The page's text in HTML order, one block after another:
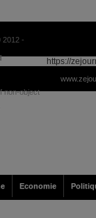
2012 -
non-object
https://
Economie